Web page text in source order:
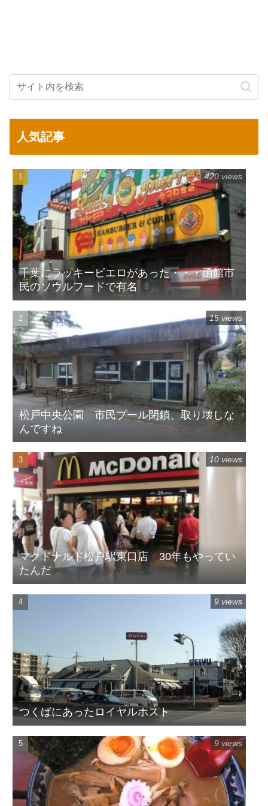
人気記事
千葉にラッキーピエロがあった・・・函館市
民のソウルフードで有名
420 views
松戸中央公園 市民プール閉鎖、取り壊しな
んですね
15 views
マクドナルド松戸駅東口店 30年もやってい
たんだ
10 views
つくばにあったロイヤルホスト
9 views
9 views